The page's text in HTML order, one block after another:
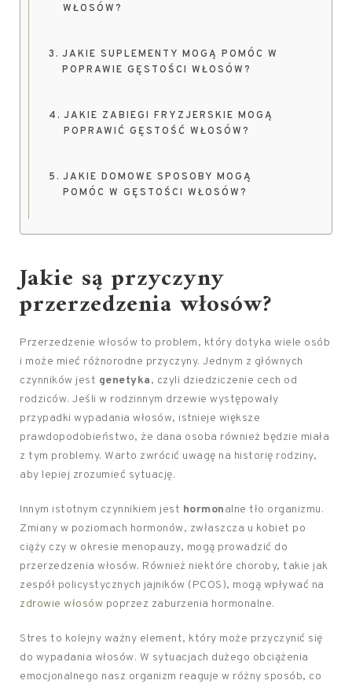
WŁOSÓW?
JAKIE SUPLEMENTY MOGĄ POMÓC W
POPRAWIE GĘSTOŚCI WŁOSÓW?
JAKIE ZABIEGI FRYZJERSKIE MOGĄ
POPRAWIĆ GĘSTOŚĆ WŁOSÓW?
JAKIE DOMOWE SPOSOBY MOGĄ
POMÓC W GĘSTOŚCI WŁOSÓW?
Jakie są przyczyny
przerzedzenia włosów?
Przerzedzenie włosów to problem, który dotyka wiele osób
i może mieć różnorodne przyczyny. Jednym z głównych
czynników jest genetyka, czyli dziedziczenie cech od
rodziców. Jeśli w rodzinnym drzewie występowały
przypadki wypadania włosów, istnieje większe
prawdopodobieństwo, że dana osoba również będzie miała
z tym problemy. Warto zwrócić uwagę na historię rodziny,
aby lepiej zrozumieć sytuację.
Innym istotnym czynnikiem jest hormonalne tło organizmu.
Zmiany w poziomach hormonów, zwłaszcza u kobiet po
ciąży czy w okresie menopauzy, mogą prowadzić do
przerzedzenia włosów. Również niektóre choroby, takie jak
zespół policystycznych jajników (PCOS), mogą wpływać na
zdrowie włosów poprzez zaburzenia hormonalne.
Stres to kolejny ważny element, który może przyczynić się
do wypadania włosów. W sytuacjach dużego obciążenia
emocjonalnego nasz organizm reaguje w różny sposób, co